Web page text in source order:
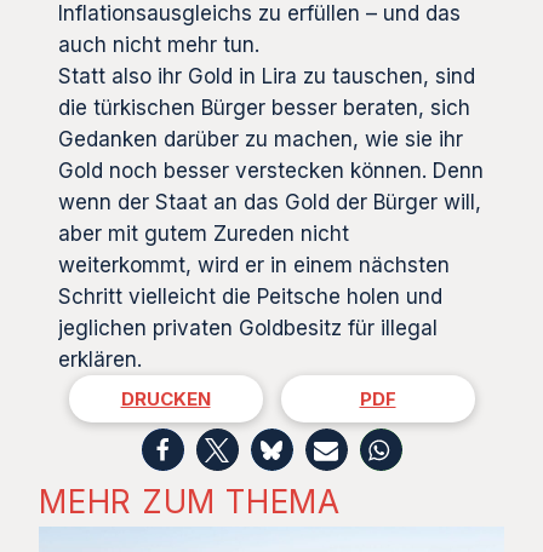
Inflationsausgleichs zu erfüllen – und das
auch nicht mehr tun.
Statt also ihr Gold in Lira zu tauschen, sind
die türkischen Bürger besser beraten, sich
Gedanken darüber zu machen, wie sie ihr
Gold noch besser verstecken können. Denn
wenn der Staat an das Gold der Bürger will,
aber mit gutem Zureden nicht
weiterkommt, wird er in einem nächsten
Schritt vielleicht die Peitsche holen und
jeglichen privaten Goldbesitz für illegal
erklären.
DRUCKEN PDF
MEHR ZUM THEMA